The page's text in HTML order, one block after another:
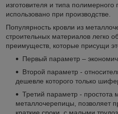
изготовителя и типа
использовано при производстве.
Популярность кровли из
строительных материалов легко
преимуществ, которые присущи
Первый параметр –
Второй параметр -
дешевле которого только
Третий параметр - простота
металлочерепицы, позволяет
краткие сроки, с малыми